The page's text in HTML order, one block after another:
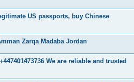
US passports, buy Chinese
Zarqa Madaba Jordan
We are reliable and trusted